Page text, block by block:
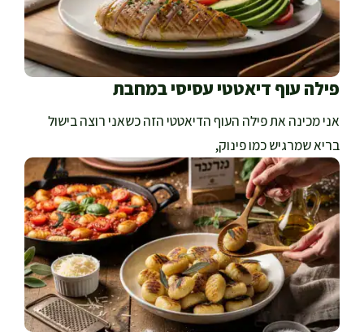
פילה עוף דיאטטי עסיסי במחבת
אני מכינה את פילה העוף הדיאטטי הזה כשאני רוצה בישול
בריא שמרגיש כמו פינוק,